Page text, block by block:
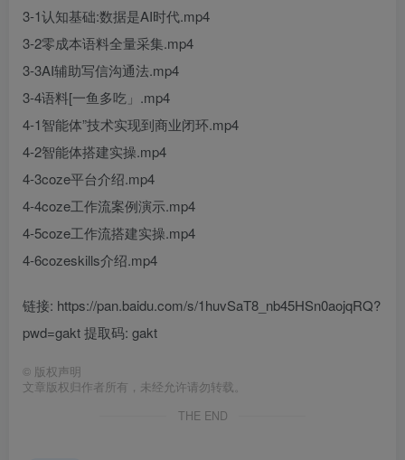
3-1认知基础:数据是AI时代.mp4
3-2零成本语料全量采集.mp4
3-3AI辅助写信沟通法.mp4
3-4语料[一鱼多吃」.mp4
4-1智能体”技术实现到商业闭环.mp4
4-2智能体搭建实操.mp4
4-3coze平台介绍.mp4
4-4coze工作流案例演示.mp4
4-5coze工作流搭建实操.mp4
4-6cozeskills介绍.mp4
链接: https://pan.baidu.com/s/1huvSaT8_nb45HSn0aojqRQ?
pwd=gakt 提取码: gakt
© 版权声明
文章版权归作者所有，未经允许请勿转载。
THE END